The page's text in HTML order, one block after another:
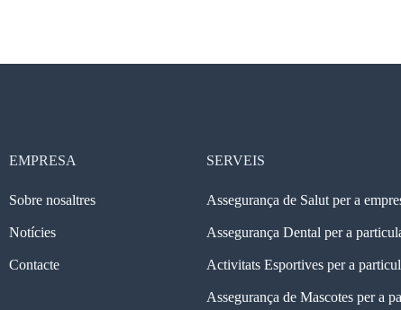
EMPRESA
Sobre nosaltres
Notícies
Contacte
SERVEIS
Assegurança de Salut per a
Assegurança Dental per a
Activitats Esportives per a
Assegurança de Mascotes per a